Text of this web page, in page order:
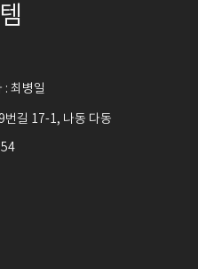
: 최병일
번길 17-1, 나동 다동